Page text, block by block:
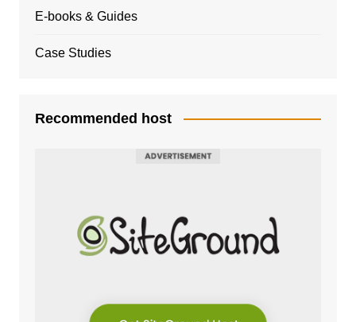
E-books & Guides
Case Studies
Recommended host